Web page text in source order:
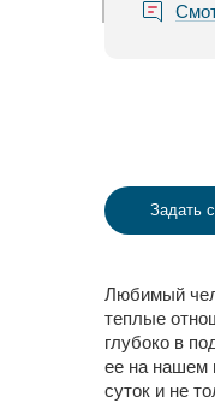
Задать
Любимый
теплые
глубоко в
ее на нашем
суток и не